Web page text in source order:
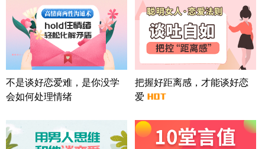
情感方案
北京-朝阳 151****3189
22分钟前
微信用户 巧?媚儿 通过此页面咨询，已获得专属情感
方案
上海-浦东 177****9074
56分钟前
微信用户 Liberty 通过此页面咨询，已获得专属情感
方案
广东-广州 188****5632
湖北-武汉 135****7410
41分钟前
不是谈好恋爱难，是你没学
会如何处理情绪
把握好距离感，才能谈好恋
爱